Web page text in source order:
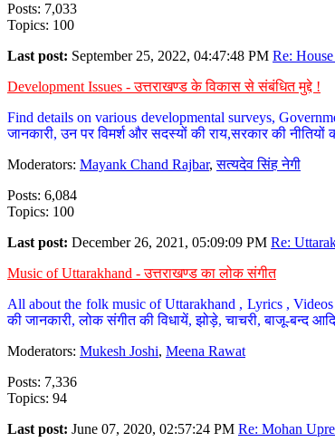
Posts: 7,033
Topics: 100
Last post: September 25, 2022, 04:47:48 PM Re:
Development Issues - उत्तराखण्ड के विकास से संबंधित मुद्दे !
Find details on various developmental surveys,
जानकारी, उन पर विमर्श और सदस्यों की राय,सरकार की
Moderators: Mayank Chand Rajbar,सत्यदेव सिंह नेगी
Posts: 6,084
Topics: 100
Last post: December 26, 2021, 05:09:09 PM Re:
Music of Uttarakhand - उत्तराखण्ड का लोक संगीत
All about the folk music of Uttarakhand , Lyrics ,
की जानकारी, लोक संगीत की विधायें, झोड़े, चाचरी, बाजू-बन्द
Moderators: Mukesh Joshi, Meena Rawat
Posts: 7,336
Topics: 94
Last post: June 07, 2020, 02:57:24 PM Re: Mohan